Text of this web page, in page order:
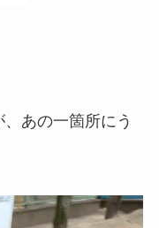
あの一箇所にう